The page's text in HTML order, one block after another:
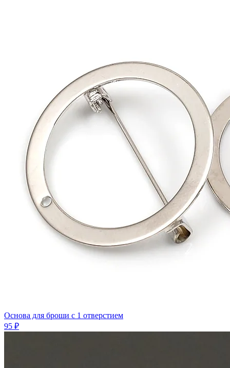
Основа для броши с 1 отверстием
95 ₽